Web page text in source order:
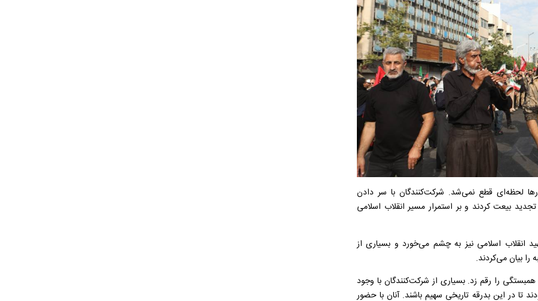
لحظه‌ای قطع نمی‌شد. شرکت‌کنندگان با سر دادن
بیعت کردند و بر استمرار مسیر انقلاب اسلامی
انقلاب اسلامی نیز به چشم می‌خورد و بسیاری از
را بیان می‌کردند.
را رقم زد. بسیاری از شرکت‌کنندگان با وجود
تا در این بدرقه تاریخی سهیم باشند. آنان با حضور